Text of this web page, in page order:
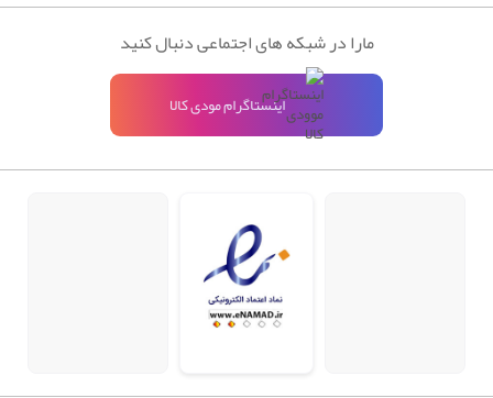
مارا در شبکه های اجتماعی دنبال کنید
اینستاگرام مودی کالا